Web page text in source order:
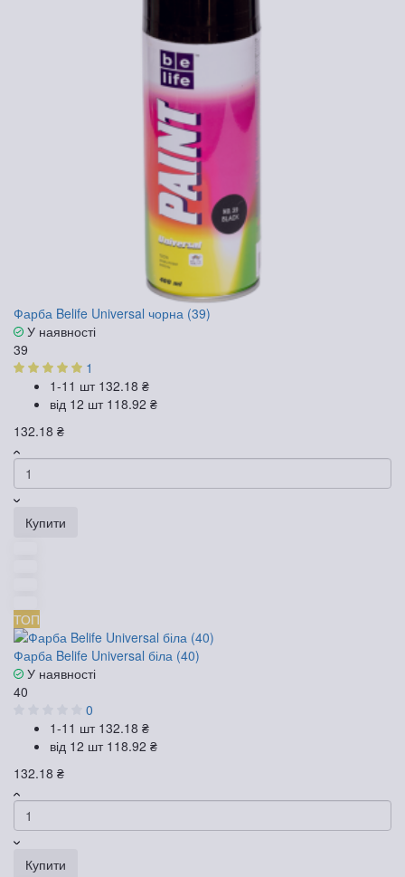
Фарба Belife Universal чорна (39)
У наявності
39
1
1-11 шт 132.18 ₴
від 12 шт 118.92 ₴
132.18 ₴
Купити
ТОП
Фарба Belife Universal біла (40)
У наявності
40
0
1-11 шт 132.18 ₴
від 12 шт 118.92 ₴
132.18 ₴
Купити